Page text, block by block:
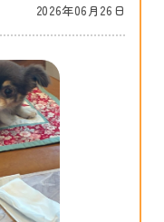
2026年06月26日